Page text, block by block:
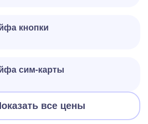
кнопки
сим-карты
все цены